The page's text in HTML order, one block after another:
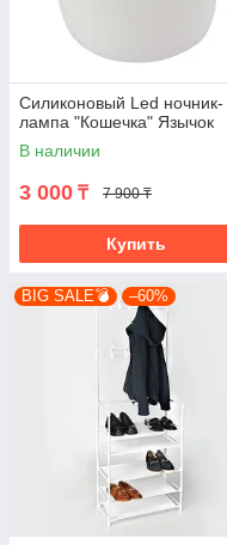
Силиконовый Led ночник-
лампа "Кошечка" Язычок
В наличии
3 000 ₸ 7 900 ₸
Купить
BIG SALE💣 –60%